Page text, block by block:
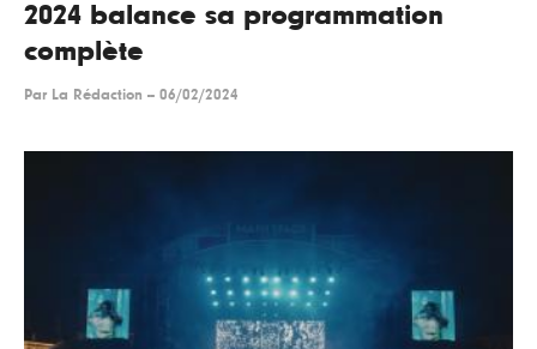
2024 balance sa programmation
complète
Par La Rédaction -- 06/02/2024